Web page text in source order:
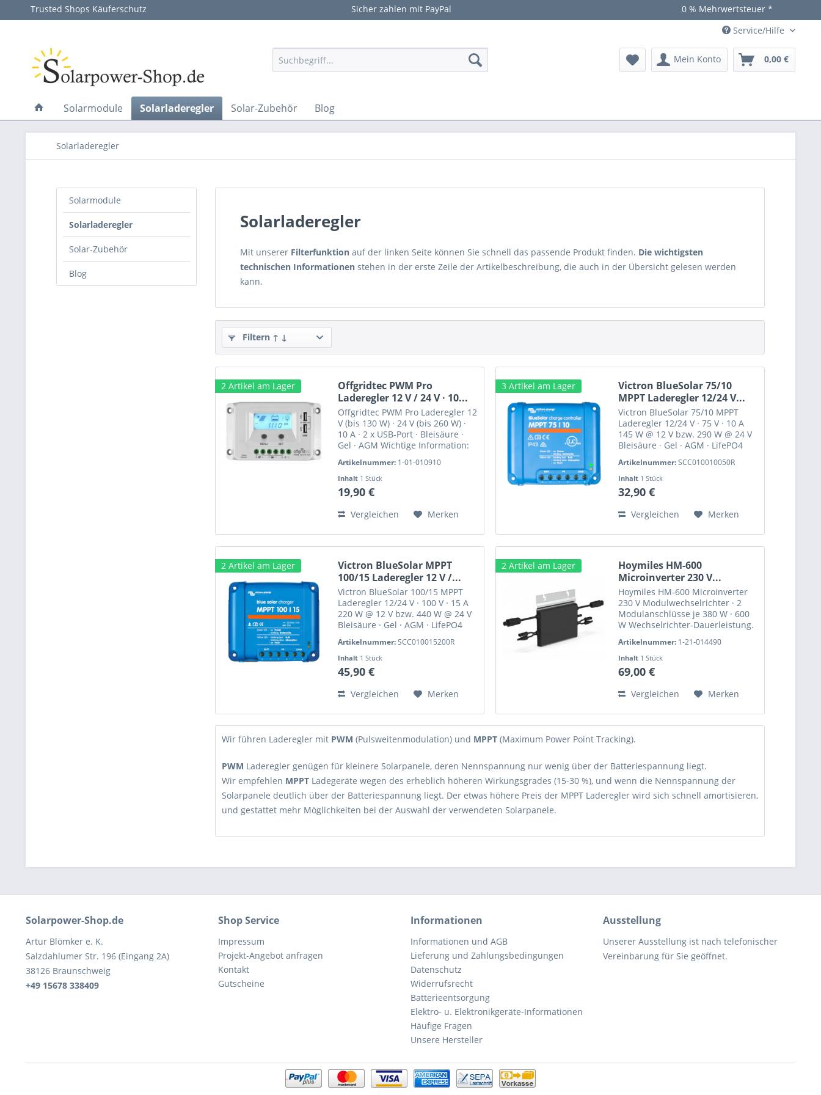
Trusted Shops Käuferschutz Sicher zahlen mit PayPal
0 % Mehrwertsteuer *
Service/Hilfe
Mein Konto 0,00 €
Solarmodule Solarladeregler Solar-Zubehör Blog
Solarladeregler
Solarmodule
Solarladeregler
Solar-Zubehör
Blog
Solarladeregler
Mit unserer Filterfunktion auf der linken Seite können Sie schnell das passende Produkt finden. Die wichtigsten
technischen Informationen stehen in der erste Zeile der Artikelbeschreibung, die auch in der Übersicht gelesen werden
kann.
Filtern ↑ ↓
2 Artikel am Lager
Offgridtec PWM Pro
Laderegler 12 V / 24 V · 10...
Offgridtec PWM Pro Laderegler 12
V (bis 130 W) · 24 V (bis 260 W) ·
10 A · 2 x USB-Port · Bleisäure ·
Gel · AGM Wichtige Information:
· Kabelquerschnitte Blog-Beitrag
Off-Grid-Solaranlagen und...
Artikelnummer: 1-01-010910
Inhalt 1 Stück
19,90 €
Vergleichen Merken
3 Artikel am Lager
Victron BlueSolar 75/10
MPPT Laderegler 12/24 V...
Victron BlueSolar 75/10 MPPT
Laderegler 12/24 V · 75 V · 10 A
145 W @ 12 V bzw. 290 W @ 24 V
Bleisäure · Gel · AGM · LifePO4
Batteriespeichersysteme
· Kabelquerschnitte Blog-Beitrag
Off-Grid-Solaranlagen und...
Artikelnummer:SCC010010050R
Inhalt 1 Stück
32,90 €
Vergleichen Merken
2 Artikel am Lager
Victron BlueSolar MPPT
100/15 Laderegler 12 V /...
Victron BlueSolar 100/15 MPPT
Laderegler 12/24 V · 100 V · 15 A
220 W @ 12 V bzw. 440 W @ 24 V
Bleisäure · Gel · AGM · LifePO4
Batteriespeichersysteme
· Kabelquerschnitte Blog-Beitrag
Off-Grid-Solaranlagen und...
Artikelnummer:SCC010015200R
Inhalt 1 Stück
45,90 €
Vergleichen Merken
2 Artikel am Lager
Hoymiles HM-600
Microinverter 230 V...
Hoymiles HM-600 Microinverter
230 V Modulwechselrichter · 2
Modulanschlüsse je 380 W · 600
W Wechselrichter-Dauerleistung.
perfekte Mikrowechselrichter für
Ihr Balkonkraftwerk. Das
kompakte Leichtgewicht...
Artikelnummer: 1-21-014490
Inhalt 1 Stück
69,00 €
Vergleichen Merken
Wir führen Laderegler mit PWM (Pulsweitenmodulation) und MPPT (Maximum Power Point Tracking).
PWM Laderegler genügen für kleinere Solarpanele, deren Nennspannung nur wenig über der Batteriespannung liegt.
Wir empfehlen MPPT Ladegeräte wegen des erheblich höheren Wirkungsgrades (15-30 %), und wenn die Nennspannung der
Solarpanele deutlich über der Batteriespannung liegt. Der etwas höhere Preis der MPPT Laderegler wird sich schnell amortisieren,
und gestattet mehr Möglichkeiten bei der Auswahl der verwendeten Solarpanele.
Solarpower-Shop.de
Artur Blömker e. K.
Salzdahlumer Str. 196 (Eingang 2A)
38126 Braunschweig
+49 15678 338409
Shop Service
Impressum
Projekt-Angebot anfragen
Kontakt
Gutscheine
Informationen
Informationen und AGB
Lieferung und Zahlungsbedingungen
Datenschutz
Widerrufsrecht
Batterieentsorgung
Elektro- u. Elektronikgeräte-Informationen
Häufige Fragen
Unsere Hersteller
Ausstellung
Unserer Ausstellung ist nach telefonischer
Vereinbarung für Sie geöffnet.